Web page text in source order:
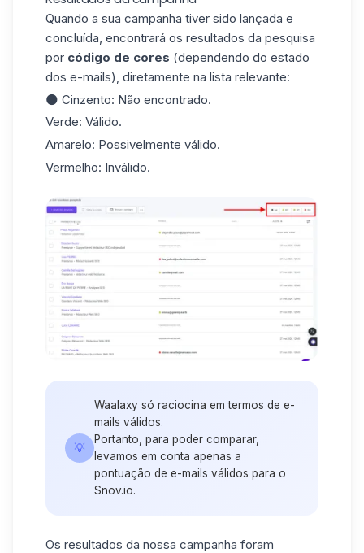
Quando a sua campanha tiver sido lançada e
concluída, encontrará os resultados da pesquisa
por código de cores (dependendo do estado
dos e-mails), diretamente na lista relevante:
🌑 Cinzento: Não encontrado.
Verde: Válido.
Amarelo: Possivelmente válido.
Vermelho: Inválido.
💡
Waalaxy só raciocina em termos de e-
mails válidos.
Portanto, para poder comparar,
levamos em conta apenas a
pontuação de e-mails válidos para o
Snov.io.
Os resultados da nossa campanha foram